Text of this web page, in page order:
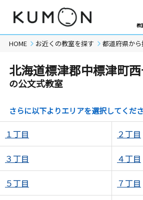
教
HOME お近くの教室を探す 都道府県から
北海道標津郡中標津町
の公文式教室
さらに以下よりエリアを選択してくださ
１丁目 ２丁目
３丁目 ４丁目
５丁目 ７丁目